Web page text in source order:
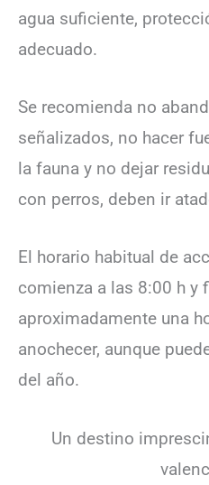
agua suficiente,
adecuado.
Se recomienda no
señalizados, no hacer
la fauna y no dejar
con perros, deben ir
El horario habitual de
comienza a las 8:00 h y
aproximadamente una
anochecer, aunque
del año.
Un destino